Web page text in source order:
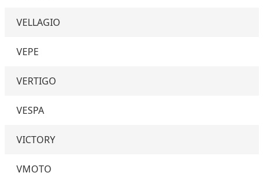
VELLAGIO
VEPE
VERTIGO
VESPA
VICTORY
VMOTO